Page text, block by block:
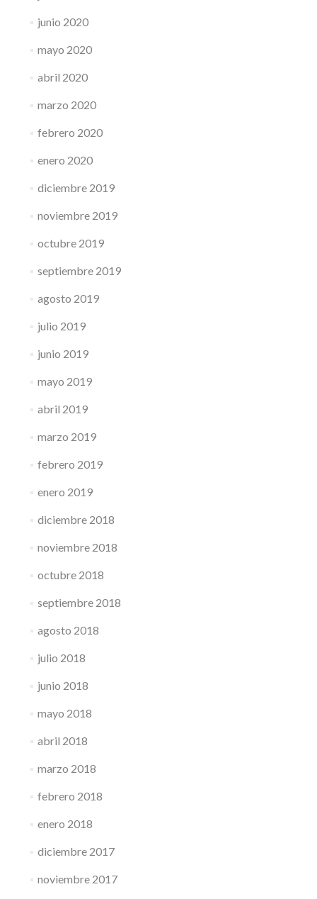
junio 2020
mayo 2020
abril 2020
marzo 2020
febrero 2020
enero 2020
diciembre 2019
noviembre 2019
octubre 2019
septiembre 2019
agosto 2019
julio 2019
junio 2019
mayo 2019
abril 2019
marzo 2019
febrero 2019
enero 2019
diciembre 2018
noviembre 2018
octubre 2018
septiembre 2018
agosto 2018
julio 2018
junio 2018
mayo 2018
abril 2018
marzo 2018
febrero 2018
enero 2018
diciembre 2017
noviembre 2017